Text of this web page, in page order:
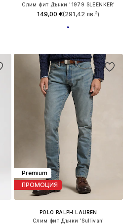
Слим фит Дънки '1979 SLEENKER'
149,00 €(291,42 лв.³)
Premium
ПРОМОЦИЯ
POLO RALPH LAUREN
Слим фит Дънки 'Sullivan'